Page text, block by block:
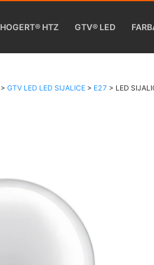
HOGERT® HTZ GTV® LED
> GTV LED LED SIJALICE > E27 > LED